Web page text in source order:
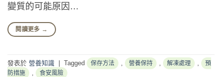
變質的可能原因…
閱讀更多 →
發表於 營養知識 | Tagged 保存方法 營養保持 解凍處理
預
防措施
食安風險